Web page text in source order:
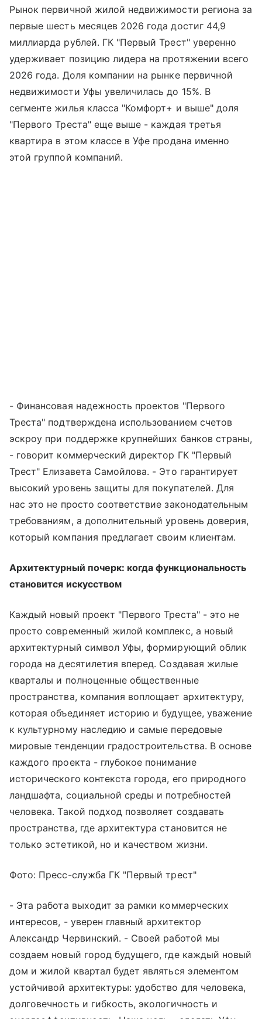
Рынок первичной жилой недвижимости региона за
первые шесть месяцев 2026 года достиг 44,9
миллиарда рублей. ГК "Первый Трест" уверенно
удерживает позицию лидера на протяжении всего
2026 года. Доля компании на рынке первичной
недвижимости Уфы увеличилась до 15%. В
сегменте жилья класса "Комфорт+ и выше" доля
"Первого Треста" еще выше - каждая третья
квартира в этом классе в Уфе продана именно
этой группой компаний.
- Финансовая надежность проектов "Первого
Треста" подтверждена использованием счетов
эскроу при поддержке крупнейших банков страны,
- говорит коммерческий директор ГК "Первый
Трест" Елизавета Самойлова. - Это гарантирует
высокий уровень защиты для покупателей. Для
нас это не просто соответствие законодательным
требованиям, а дополнительный уровень доверия,
который компания предлагает своим клиентам.
Архитектурный почерк: когда функциональность
становится искусством
Каждый новый проект "Первого Треста" - это не
просто современный жилой комплекс, а новый
архитектурный символ Уфы, формирующий облик
города на десятилетия вперед. Создавая жилые
кварталы и полноценные общественные
пространства, компания воплощает архитектуру,
которая объединяет историю и будущее, уважение
к культурному наследию и самые передовые
мировые тенденции градостроительства. В основе
каждого проекта - глубокое понимание
исторического контекста города, его природного
ландшафта, социальной среды и потребностей
человека. Такой подход позволяет создавать
пространства, где архитектура становится не
только эстетикой, но и качеством жизни.
Фото: Пресс-служба ГК "Первый трест"
- Эта работа выходит за рамки коммерческих
интересов, - уверен главный архитектор
Александр Червинский. - Своей работой мы
создаем новый город будущего, где каждый новый
дом и жилой квартал будет являться элементом
устойчивой архитектуры: удобство для человека,
долговечность и гибкость, экологичность и